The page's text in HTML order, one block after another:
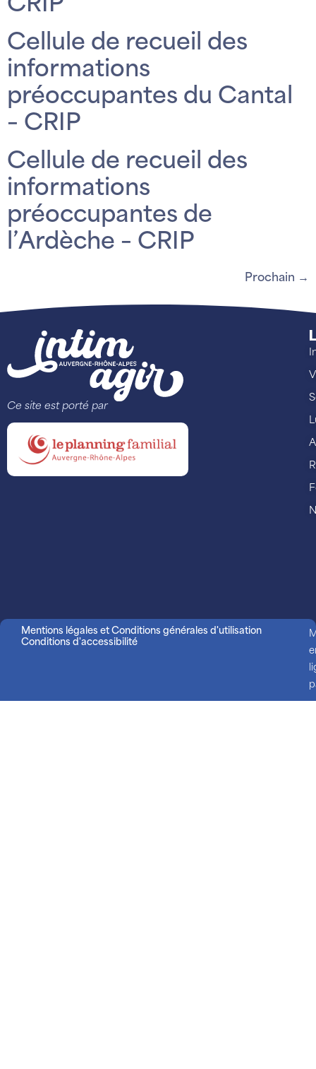
CRIP
Cellule de recueil des
informations
préoccupantes du Cantal
– CRIP
Cellule de recueil des
informations
préoccupantes de
l’Ardèche – CRIP
Prochain →
Ce site est porté par
Mentions légales et Conditions générales d'utilisation
Conditions d'accessibilité